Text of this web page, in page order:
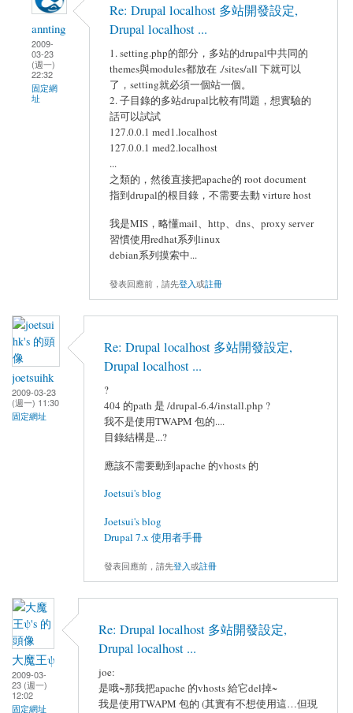
annting
2009-
03-23
(週一)
22:32
固定網
址
Re: Drupal localhost 多站開發設定,
Drupal localhost ...
1. setting.php的部分，多站的drupal中共同的
themes與modules都放在 ./sites/all 下就可以
了，setting就必須一個站一個。
2. 子目錄的多站drupal比較有問題，想實驗的
話可以試試
127.0.0.1 med1.localhost
127.0.0.1 med2.localhost
...
之類的，然後直接把apache的 root document
指到drupal的根目錄，不需要去動 virture host
我是MIS，略懂mail、http、dns、proxy server
習慣使用redhat系列linux
debian系列摸索中...
發表回應前，請先登入或註冊
joetsuihk
2009-03-23
(週一) 11:30
固定網址
Re: Drupal localhost 多站開發設定,
Drupal localhost ...
?
404 的path 是 /drupal-6.4/install.php ?
我不是使用TWAPM 包的....
目錄結構是...?
應該不需要動到apache 的vhosts 的
Joetsui's blog
Joetsui's blog
Drupal 7.x 使用者手冊
發表回應前，請先登入或註冊
大魔王ψ
2009-03-
23 (週一)
12:02
固定網址
Re: Drupal localhost 多站開發設定,
Drupal localhost ...
joe:
是哦~那我把apache 的vhosts 給它del掉~
我是使用TWAPM 包的 (其實有不想使用這…但現